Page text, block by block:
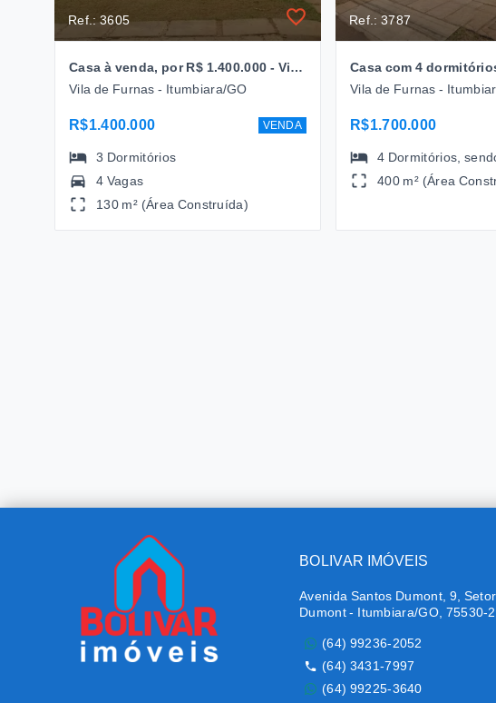
Ref.: 3605
Casa à venda, por R$ 1.400.000 - Vila de Furnas - Itumbiara/GO
Vila de Furnas - Itumbiara/GO
R$1.400.000 VENDA
3 Dormitórios
4 Vagas
130 m² (Área Construída)
Ref.: 3787
Vila de Furnas -
R$1.700.000
4 Dormitórios ,
400 m² (Área
BOLIVAR IMÓVEIS
Avenida Santos Dumont, 9,
Dumont - Itumbiara/GO, 75530-
(64) 99236-2052
(64) 3431-7997
(64) 99225-3640